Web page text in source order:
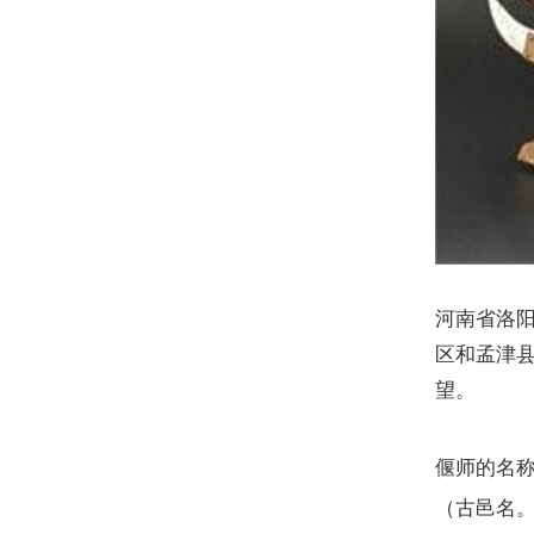
河南省洛
区和孟津
望。
偃师的名
（古邑名